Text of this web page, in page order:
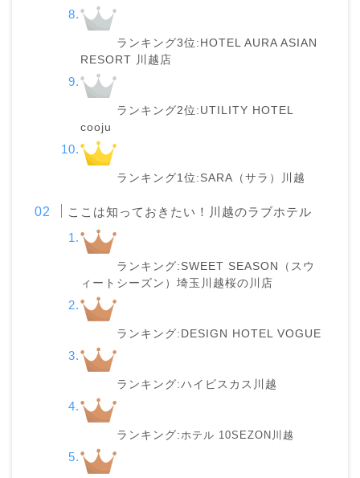
ランキング3位:HOTEL AURA ASIAN
RESORT 川越店
ランキング2位:UTILITY HOTEL
cooju
ランキング1位:SARA（サラ）川越
ここは知っておきたい！川越のラブホテル
ランキング:SWEET SEASON（スウ
ィートシーズン）埼玉川越桜の川店
ランキング:DESIGN HOTEL VOGUE
ランキング:ハイビスカス川越
ランキング:ホテル 10SEZON川越